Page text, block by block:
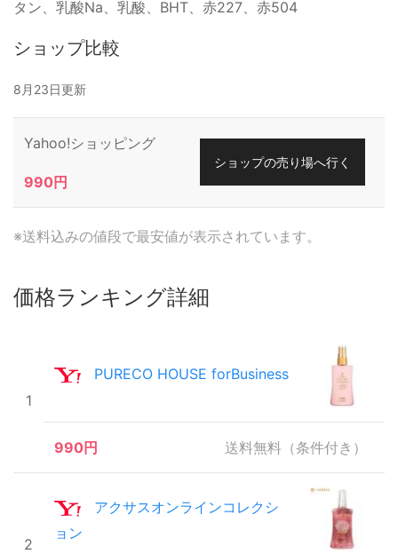
タン、乳酸Na、乳酸、BHT、赤227、赤504
ショップ比較
8月23日更新
Yahoo!ショッピング
990円
ショップの売り場へ行く
※送料込みの値段で最安値が表示されています。
価格ランキング詳細
1
PURECO HOUSE forBusiness
990円 送料無料（条件付き）
2
アクサスオンラインコレクシ
ョン